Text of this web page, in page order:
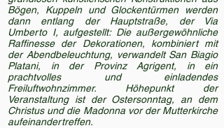
Bögen, Kuppeln und Glockentürmen werden
dann entlang der Hauptstraße, der Via
Umberto I, aufgestellt: Die außergewöhnliche
Raffinesse der Dekorationen, kombiniert mit
der Abendbeleuchtung, verwandelt San Biagio
Platani, in der Provinz Agrigent, in ein
prachtvolles und einladendes
Freiluftwohnzimmer. Höhepunkt der
Veranstaltung ist der Ostersonntag, an dem
Christus und die Madonna vor der Mutterkirche
aufeinandertreffen.